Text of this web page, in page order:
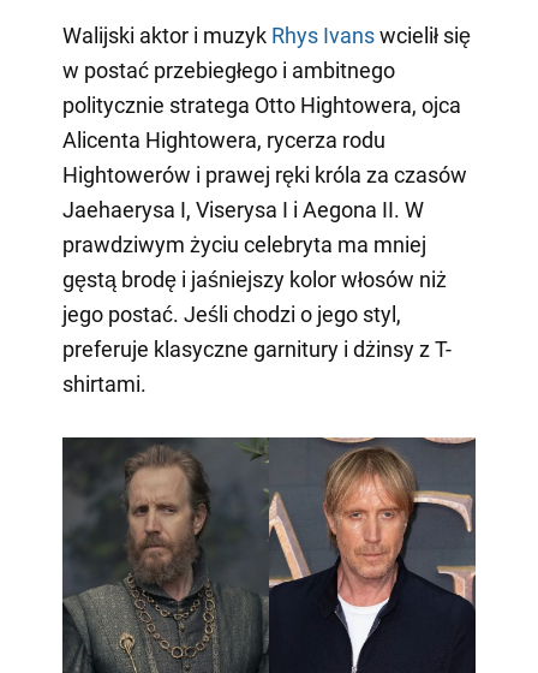
Walijski aktor i muzyk Rhys Ivanswcielił się
w postać przebiegłego i ambitnego
politycznie stratega Otto Hightowera, ojca
Alicenta Hightowera, rycerza rodu
Hightowerów i prawej ręki króla za czasów
Jaehaerysa I, Viserysa I i Aegona II. W
prawdziwym życiu celebryta ma mniej
gęstą brodę i jaśniejszy kolor włosów niż
jego postać. Jeśli chodzi o jego styl,
preferuje klasyczne garnitury i dżinsy z T-
shirtami.